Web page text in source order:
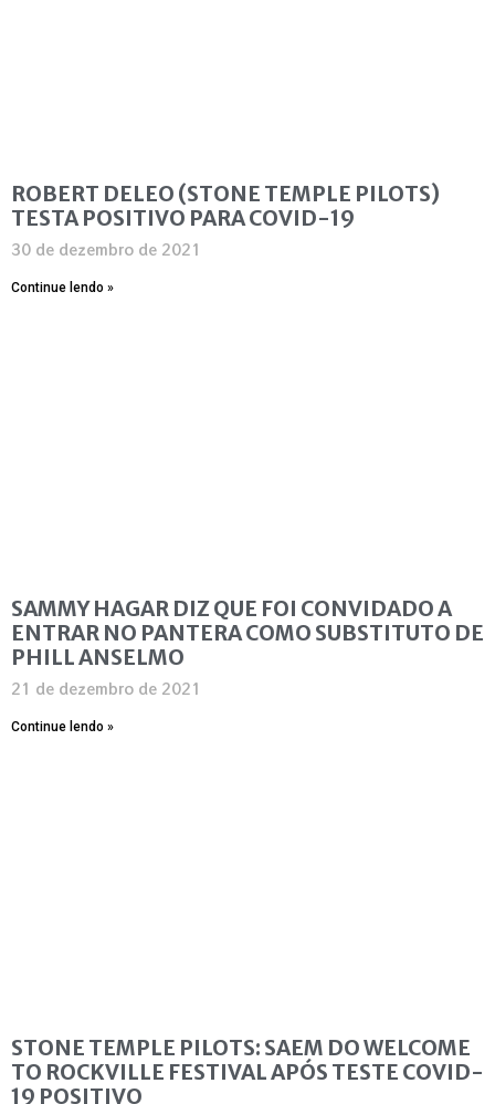
ROBERT DELEO (STONE TEMPLE PILOTS)
TESTA POSITIVO PARA COVID-19
30 de dezembro de 2021
Continue lendo »
SAMMY HAGAR DIZ QUE FOI CONVIDADO A
ENTRAR NO PANTERA COMO SUBSTITUTO DE
PHILL ANSELMO
21 de dezembro de 2021
Continue lendo »
STONE TEMPLE PILOTS: SAEM DO WELCOME
TO ROCKVILLE FESTIVAL APÓS TESTE COVID-
19 POSITIVO